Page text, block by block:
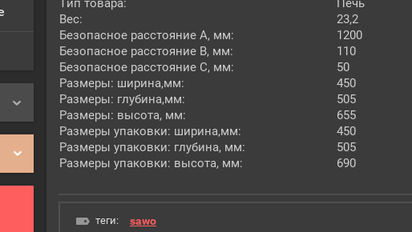
Тип товара:
Печь
Вес:
23,2
Безопасное расстояние A, мм:
1200
Безопасное расстояние B, мм:
110
Безопасное расстояние C, мм:
50
Размеры: ширина,мм:
450
Размеры: глубина,мм:
505
Размеры: высота, мм:
655
Размеры упаковки: ширина,мм:
450
Размеры упаковки: глубина, мм:
505
Размеры упаковки: высота, мм:
690
теги: sawo